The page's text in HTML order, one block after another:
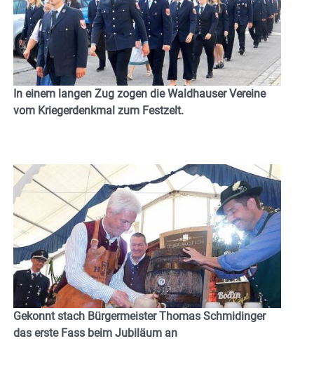
In einem langen Zug zogen die Waldhauser Vereine
vom Kriegerdenkmal zum Festzelt.
Gekonnt stach Bürgermeister Thomas Schmidinger
das erste Fass beim Jubiläum an